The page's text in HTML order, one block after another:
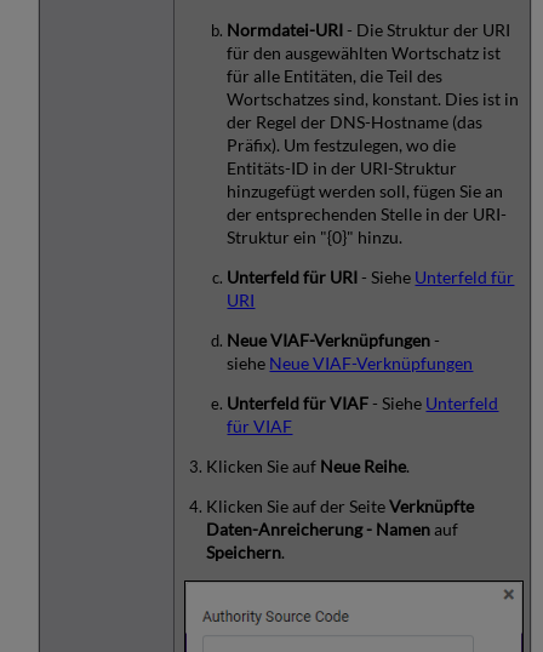
Normdatei-URI- Die Struktur der URI
für den ausgewählten Wortschatz ist
für alle Entitäten, die Teil des
Wortschatzes sind, konstant. Dies ist in
der Regel der DNS-Hostname (das
Präfix). Um festzulegen, wo die
Entitäts-ID in der URI-Struktur
hinzugefügt werden soll, fügen Sie an
der entsprechenden Stelle in der URI-
Struktur ein "{0}" hinzu.
Unterfeld für URI- Siehe Unterfeld für
URI
Neue VIAF-Verknüpfungen-
siehe Neue VIAF-Verknüpfungen
Unterfeld für VIAF- Siehe Unterfeld
für VIAF
Klicken Sie auf Neue Reihe.
Klicken Sie auf der SeiteVerknüpfte
Daten-Anreicherung - Namenauf
Speichern.